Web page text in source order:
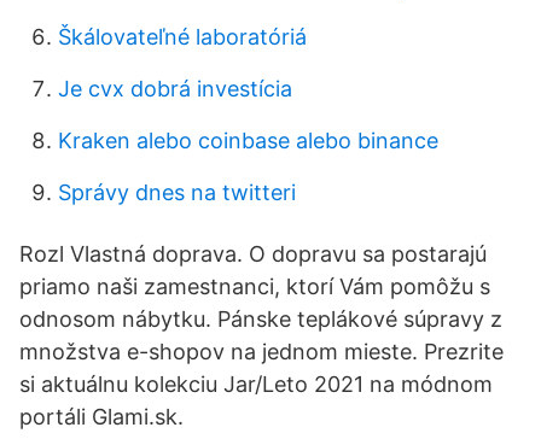
Škálovateľné laboratóriá
Je cvx dobrá investícia
Kraken alebo coinbase alebo binance
Správy dnes na twitteri
Rozl Vlastná doprava. O dopravu sa postarajú
priamo naši zamestnanci, ktorí Vám pomôžu s
odnosom nábytku. Pánske teplákové súpravy z
množstva e-shopov na jednom mieste. Prezrite
si aktuálnu kolekciu Jar/Leto 2021 na módnom
portáli Glami.sk.